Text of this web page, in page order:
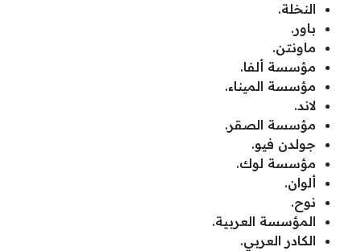
النخلة.
باور.
ماونتن.
مؤسسة ألفا.
مؤسسة الميناء.
لاند.
مؤسسة الصقر.
جولدن فيو.
مؤسسة لوك.
ألوان.
نوح.
المؤسسة العربية.
الكادر العربي.